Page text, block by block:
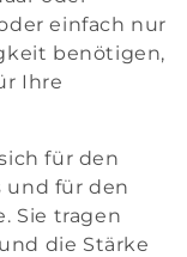
einfach nur
benötigen,
Ihre
für den
und für den
Sie tragen
die Stärke